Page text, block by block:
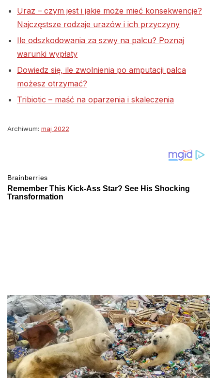
Uraz – czym jest i jakie może mieć konsekwencje?
Najczęstsze rodzaje urazów i ich przyczyny
Ile odszkodowania za szwy na palcu? Poznaj
warunki wypłaty
Dowiedz się, ile zwolnienia po amputacji palca
możesz otrzymać?
Tribiotic – maść na oparzenia i skaleczenia
Archiwum: maj 2022